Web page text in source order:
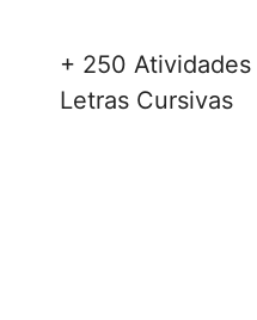
+ 250
Letras Cursivas